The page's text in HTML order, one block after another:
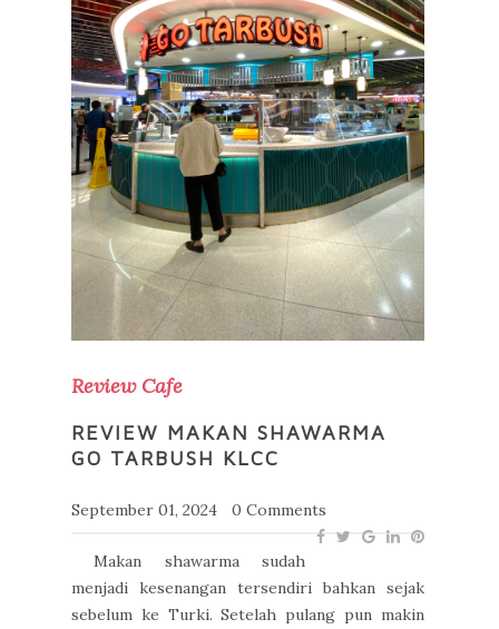
Review Cafe
REVIEW MAKAN SHAWARMA
GO TARBUSH KLCC
September 01, 2024 0 Comments
Makan shawarma sudah
menjadi kesenangan tersendiri bahkan sejak
sebelum ke Turki. Setelah pulang pun makin